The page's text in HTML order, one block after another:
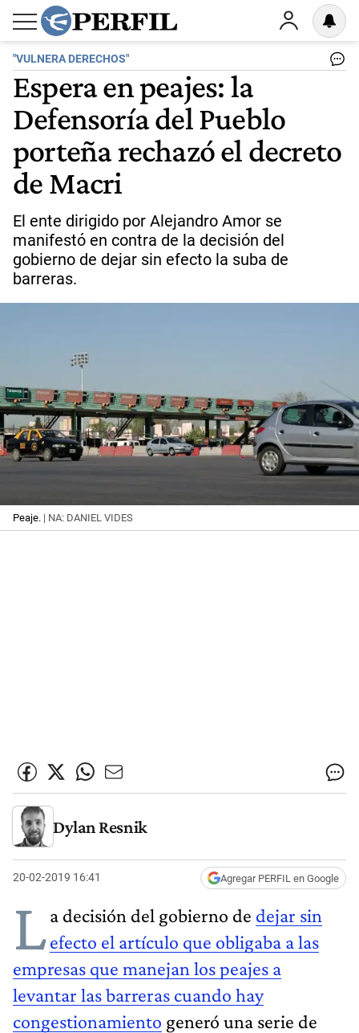
"VULNERA DERECHOS"
Espera en peajes: la
Defensoría del Pueblo
porteña rechazó el decreto
de Macri
El ente dirigido por Alejandro Amor se
manifestó en contra de la decisión del
gobierno de dejar sin efecto la suba de
barreras.
Peaje. | NA: DANIEL VIDES
Dylan Resnik
20-02-2019 16:41 Agregar PERFIL en Google
La decisión del gobierno de dejar sin
efecto el artículo que obligaba a las
empresas que manejan los peajes a
levantar las barreras cuando hay
congestionamiento generó una serie de